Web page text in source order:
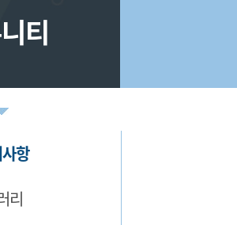
티
항
리